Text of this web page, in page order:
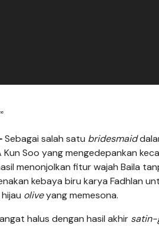
Sebagai salah satu bridesmaid
Kun Soo yang mengedepankan
menonjolkan fitur wajah Baila
kebaya biru karya Fadhlan
oliveyang memesona.
halus dengan hasil akhir satin-